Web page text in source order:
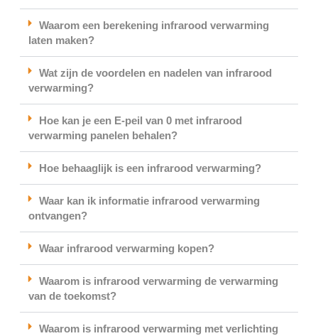
Waarom een berekening infrarood verwarming
laten maken?
Wat zijn de voordelen en nadelen van infrarood
verwarming?
Hoe kan je een E-peil van 0 met infrarood
verwarming panelen behalen?
Hoe behaaglijk is een infrarood verwarming?
Waar kan ik informatie infrarood verwarming
ontvangen?
Waar infrarood verwarming kopen?
Waarom is infrarood verwarming de verwarming
van de toekomst?
Waarom is infrarood verwarming met verlichting